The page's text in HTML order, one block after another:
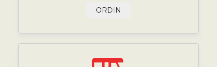
ORDIN